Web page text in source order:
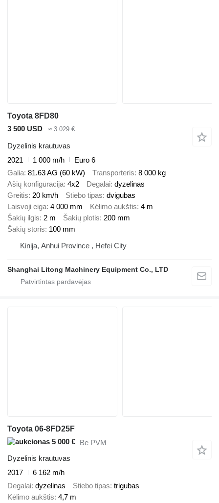
Toyota 8FD80
3 500 USD
≈ 3 029 €
Dyzelinis krautuvas
2021
1 000 m/h
Euro 6
Galia 81.63 AG (60 kW) Transporteris 8 000 kg
Ašių konfigūracija 4x2 Degalai dyzelinas
Greitis 20 km/h Stiebo tipas dvigubas
Laisvoji eiga 4 000 mm Kėlimo aukštis 4 m
Šakių ilgis 2 m Šakių plotis 200 mm
Šakių storis 100 mm
Kinija, Anhui Province , Hefei City
Shanghai Litong Machinery Equipment Co., LTD
Toyota 06-8FD25F
5 000 € Be PVM
Dyzelinis krautuvas
2017
6 162 m/h
Degalai dyzelinas Stiebo tipas trigubas
Kėlimo aukštis 4,7 m